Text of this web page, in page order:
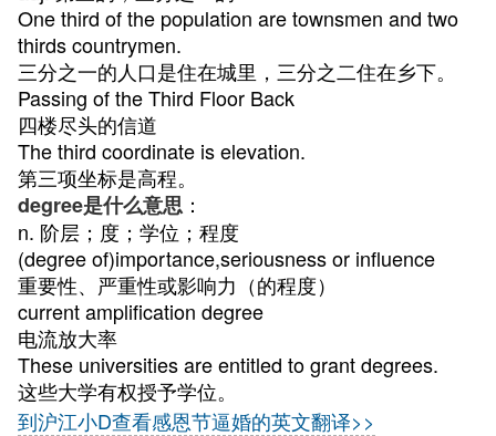
One third of the population are townsmen and two
thirds countrymen.
三分之一的人口是住在城里，三分之二住在乡下。
Passing of the Third Floor Back
四楼尽头的信道
The third coordinate is elevation.
第三项坐标是高程。
degree是什么意思 ：
n. 阶层；度；学位；程度
(degree of)importance,seriousness or influence
重要性、严重性或影响力（的程度）
current amplification degree
电流放大率
These universities are entitled to grant degrees.
这些大学有权授予学位。
到沪江小D查看感恩节逼婚的英文翻译>>